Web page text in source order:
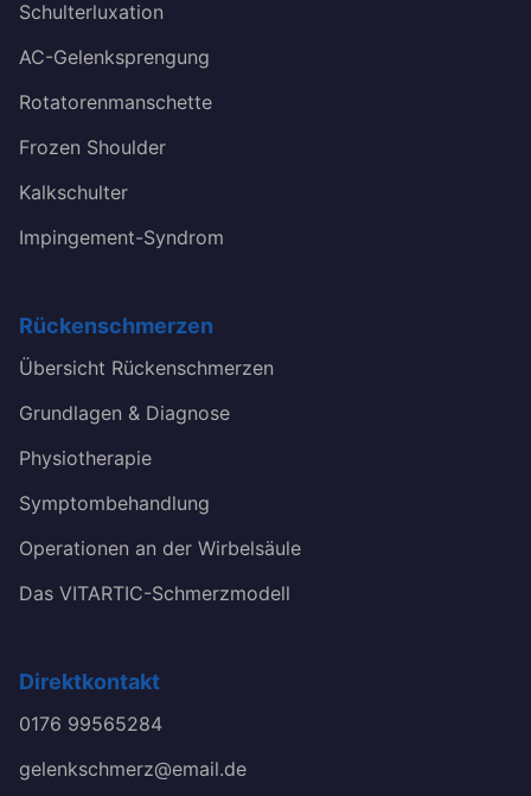
Schulterluxation
AC-Gelenksprengung
Rotatorenmanschette
Frozen Shoulder
Kalkschulter
Impingement-Syndrom
Rückenschmerzen
Übersicht Rückenschmerzen
Grundlagen & Diagnose
Physiotherapie
Symptombehandlung
Operationen an der Wirbelsäule
Das VITARTIC-Schmerzmodell
Direktkontakt
0176 99565284
gelenkschmerz@email.de